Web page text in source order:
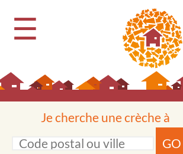
☰
Je cherche une crèche à
GO